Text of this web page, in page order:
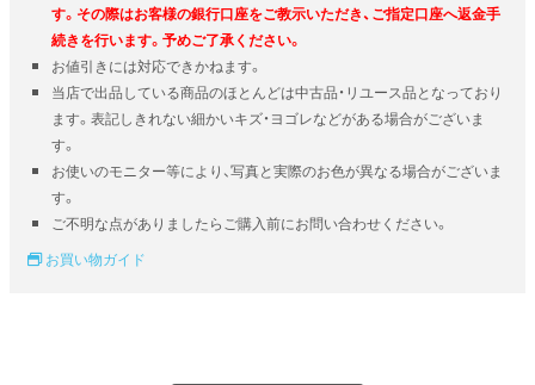
す。その際はお客様の銀行口座をご教示いただき、ご指定口座へ返金手
続きを行います。予めご了承ください。
お値引きには対応できかねます。
当店で出品している商品のほとんどは中古品・リユース品となっており
ます。表記しきれない細かいキズ・ヨゴレなどがある場合がございま
す。
お使いのモニター等により、写真と実際のお色が異なる場合がございま
す。
ご不明な点がありましたらご購入前にお問い合わせください。
お買い物ガイド